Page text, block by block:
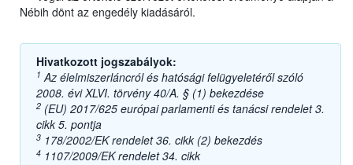
Nébih dönt az engedély kiadásáról.
Hivatkozott jogszabályok:
1 Az élelmiszerláncról és hatósági felügyeletéről szóló
2008. évi XLVI. törvény 40/A. § (1) bekezdése
2 (EU) 2017/625 európai parlamenti és tanácsi rendelet 3.
cikk 5. pontja
3 178/2002/EK rendelet 36. cikk (2) bekezdés
4 1107/2009/EK rendelet 34. cikk